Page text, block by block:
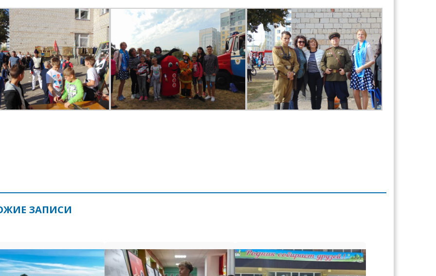
ЗАПИСИ